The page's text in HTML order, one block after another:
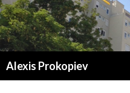
Alexis Prokopiev